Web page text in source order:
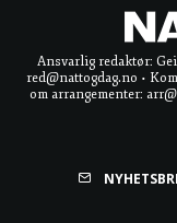
Ansvarlig redaktør:
red@nattogdag.no •
om arrangementer: